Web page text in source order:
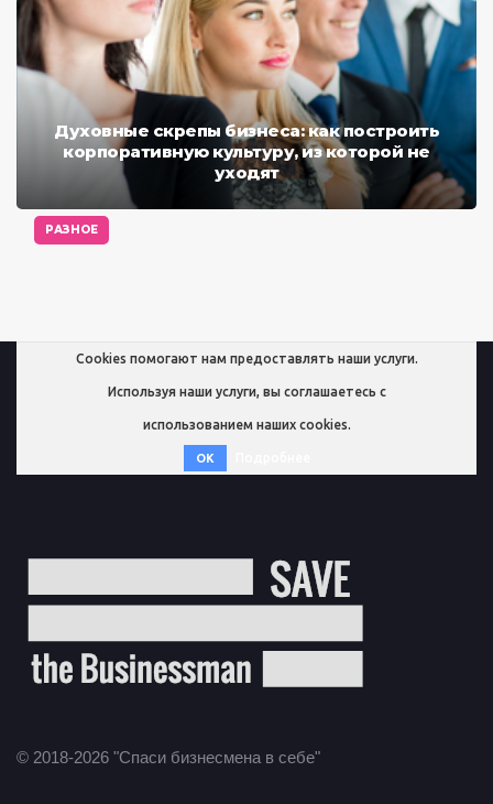
РАЗНОЕ
Духовные скрепы бизнеса: как построить
корпоративную культуру, из которой не
уходят
Cookies помогают нам предоставлять наши услуги.
Используя наши услуги, вы соглашаетесь с
использованием наших cookies.
OK
© 2018-2026 "Спаси бизнесмена в себе"